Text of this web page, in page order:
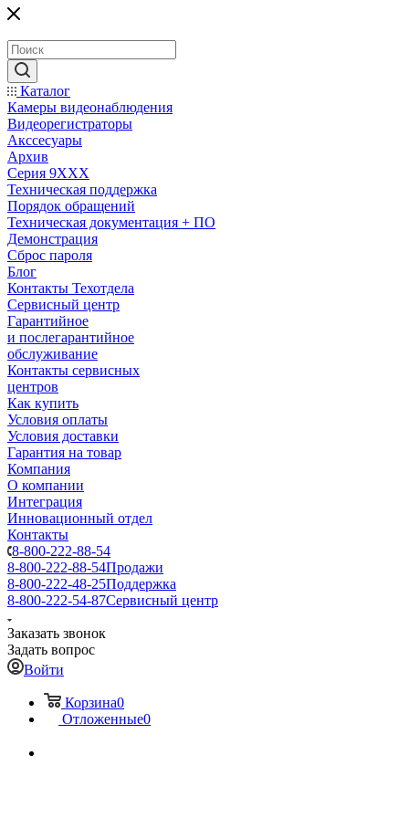
Каталог
Камеры видеонаблюдения
Видеорегистраторы
Акссесуары
Архив
Серия 9XXX
Техническая поддержка
Порядок обращений
Техническая документация + ПО
Демонстрация
Сброс пароля
Блог
Контакты Техотдела
Сервисный центр
Гарантийное
и послегарантийное
обслуживание
Контакты сервисных
центров
Как купить
Условия оплаты
Условия доставки
Гарантия на товар
Компания
О компании
Интеграция
Инновационный отдел
Контакты
8-800-222-88-54
8-800-222-88-54Продажи
8-800-222-48-25Поддержка
8-800-222-54-87Сервисный центр
Заказать звонок
Задать вопрос
Войти
Корзина0
Отложенные0